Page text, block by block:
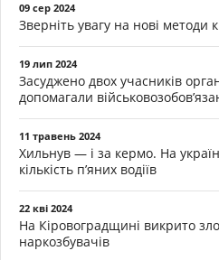
09 сер 2024
Зверніть увагу на нові методи
19 лип 2024
Засуджено двох учасників
допомагали
11 травень 2024
Хильнув — і за кермо. На
кількість п’яних водіїв
22 кві 2024
На Кіровоградщині викрито
наркозбувачів